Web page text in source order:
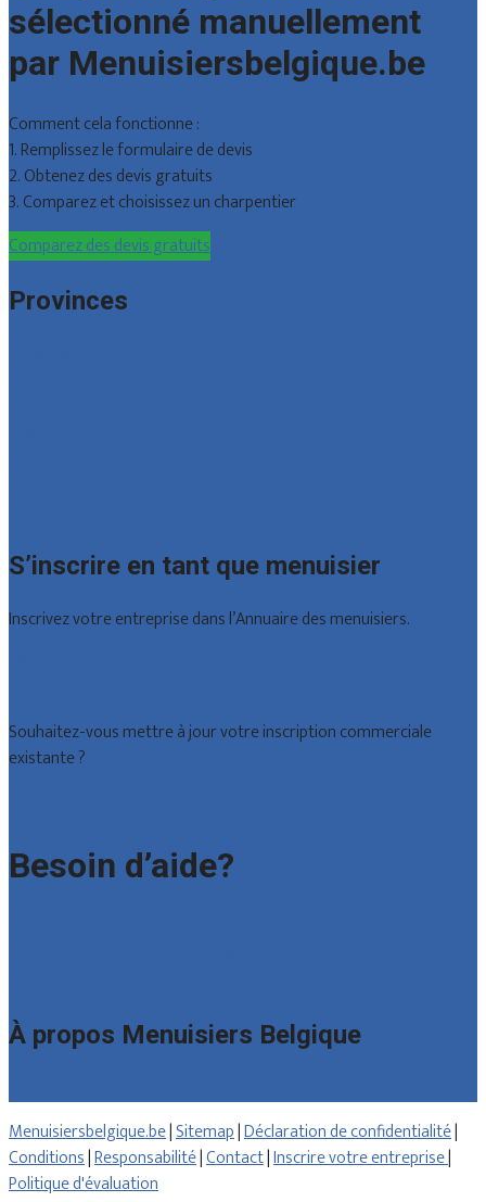
sélectionné manuellement
par Menuisiersbelgique.be
Comment cela fonctionne :
1. Remplissez le formulaire de devis
2. Obtenez des devis gratuits
3. Comparez et choisissez un charpentier
Comparez des devis gratuits
Provinces
S’inscrire en tant que menuisier
Inscrivez votre entreprise dans l’Annuaire des menuisiers.
Souhaitez-vous mettre à jour votre inscription commerciale
existante ?
Besoin d’aide?
À propos Menuisiers Belgique
Menuisiersbelgique.be|Sitemap|Déclaration de confidentialité|
Conditions|Responsabilité|Contact|Inscrire votre entreprise|
Politique d'évaluation